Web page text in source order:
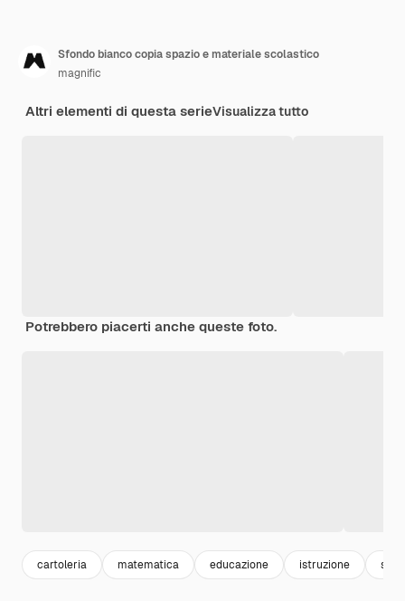
Sfondo bianco copia spazio e materiale scolastico
magnific
Altri elementi di questa serieVisualizza tutto
Potrebbero piacerti anche queste foto.
cartoleria matematica educazione istruzione